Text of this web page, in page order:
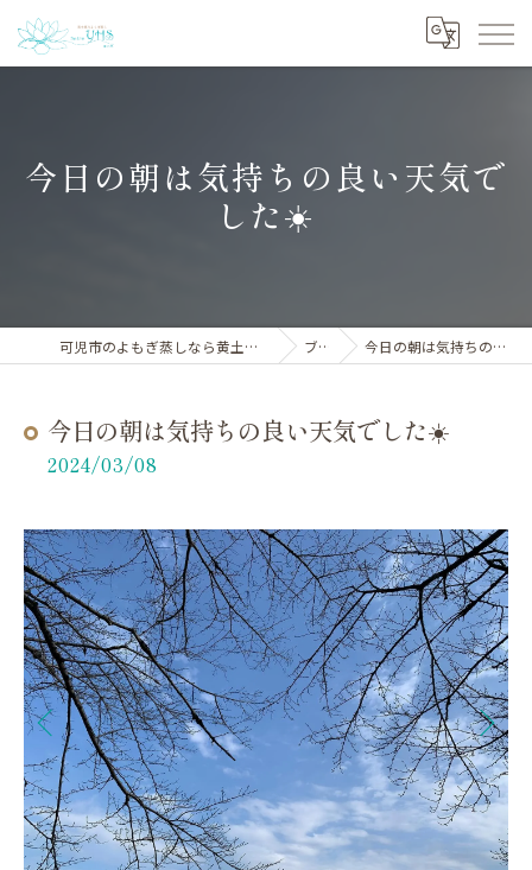
今日の朝は気持ちの良い天気で
した☀️
可児市のよもぎ蒸しなら黄土漢方よもぎ蒸しサロンYHS ブログ 今日の朝は気持ちの良い天気でした☀️
今日の朝は気持ちの良い天気でした☀️
2024/03/08